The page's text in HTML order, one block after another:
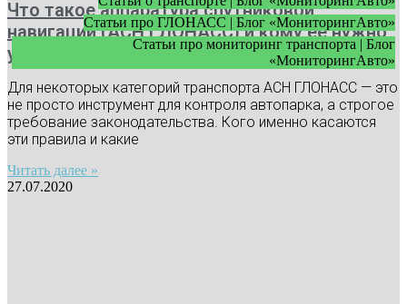
Статьи про ГЛОНАСС | Блог «МониторингАвто»
Статьи про мониторинг транспорта | Блог
«МониторингАвто»
Что такое аппаратура спутниковой
навигации (АСН ГЛОНАСС) и кому ее нужно
устанавливать
Для некоторых категорий транспорта АСН ГЛОНАСС — это
не просто инструмент для контроля автопарка, а строгое
требование законодательства. Кого именно касаются
эти правила и какие
Читать далее »
27.07.2020